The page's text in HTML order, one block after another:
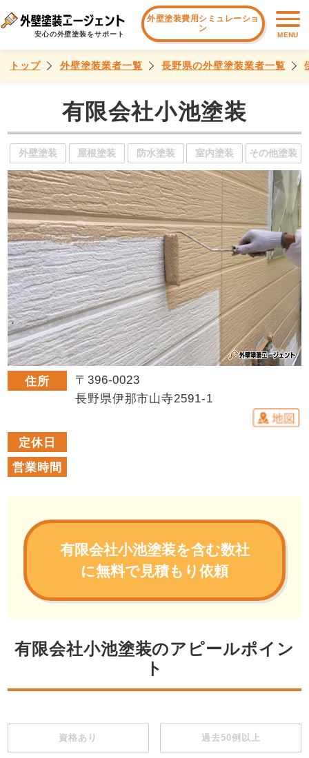
安心の外壁塗装をサポート
外壁塗装費用シミュレーショ
ン
MENU
トップ 外壁塗装業者一覧 長野県の外壁塗装業者一覧
有限会社小池塗装
外壁塗装 屋根塗装 防水塗装 室内塗装 その他塗装
住所
〒396-0023
長野県伊那市山寺2591-1
定休日
営業時間
有限会社小池塗装を含む数社
に無料で見積もり依頼
有限会社小池塗装のアピールポイン
ト
資格あり 過去50例以上